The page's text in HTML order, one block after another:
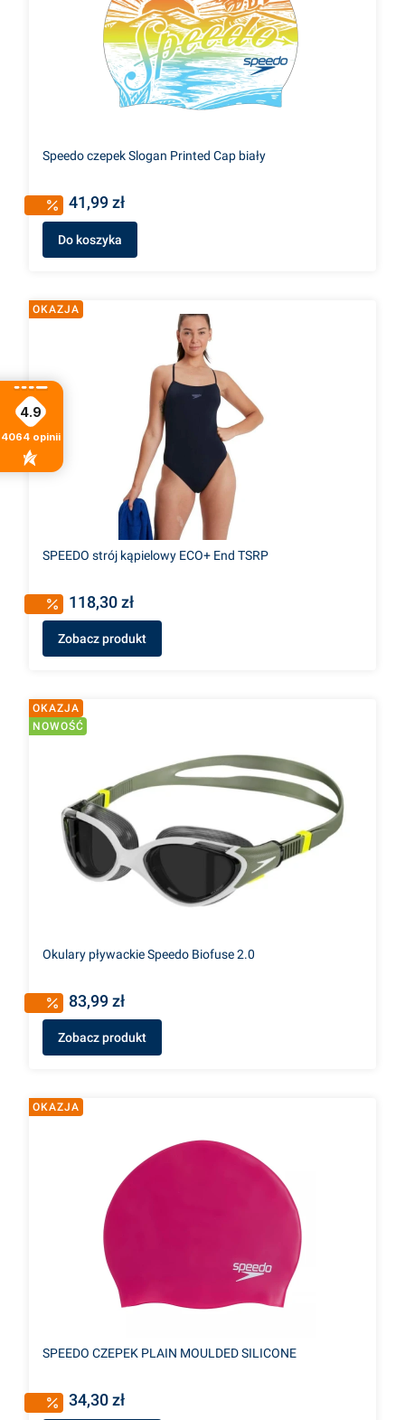
Speedo czepek Slogan Printed Cap biały
41,99 zł
Do koszyka
OKAZJA
SPEEDO strój kąpielowy ECO+ End TSRP
118,30 zł
Zobacz produkt
OKAZJA
NOWOŚĆ
Okulary pływackie Speedo Biofuse 2.0
83,99 zł
Zobacz produkt
OKAZJA
SPEEDO CZEPEK PLAIN MOULDED SILICONE
34,30 zł
4.9
4064 opinii